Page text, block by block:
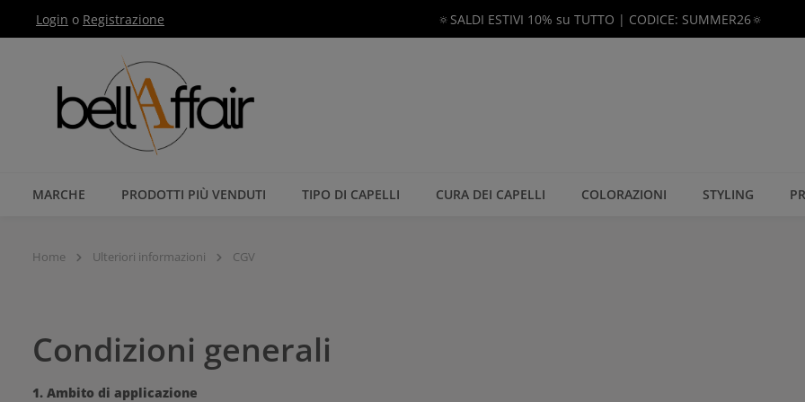
alla navigazione principale
Login o Registrazione 🔅SALDI ESTIVI 10% su TUTTO | CODICE: SUMMER26🔅
MARCHE PRODOTTI PIÙ VENDUTI TIPO DI CAPELLI CURA DEI CAPELLI COLORAZIONI STYLING
Home Ulteriori informazioni CGV
Condizioni generali
1. Ambito di applicazione